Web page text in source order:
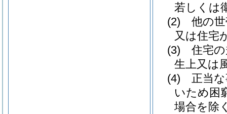
若しくは
(2)
他の
又は住宅
(3)
住宅
生上又は
(4)
正当
いため困
場合を除